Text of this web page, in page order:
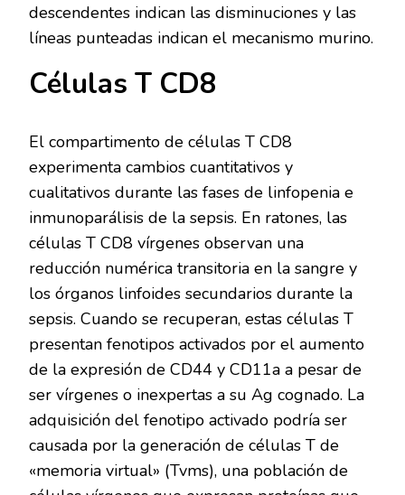
descendentes indican las disminuciones y las
líneas punteadas indican el mecanismo murino.
Células T CD8
El compartimento de células T CD8
experimenta cambios cuantitativos y
cualitativos durante las fases de linfopenia e
inmunoparálisis de la sepsis. En ratones, las
células T CD8 vírgenes observan una
reducción numérica transitoria en la sangre y
los órganos linfoides secundarios durante la
sepsis. Cuando se recuperan, estas células T
presentan fenotipos activados por el aumento
de la expresión de CD44 y CD11a a pesar de
ser vírgenes o inexpertas a su Ag cognado. La
adquisición del fenotipo activado podría ser
causada por la generación de células T de
«memoria virtual» (Tvms), una población de